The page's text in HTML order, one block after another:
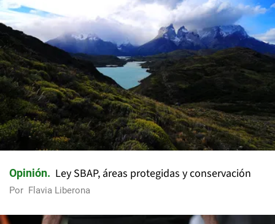
Opinión Ley SBAP, áreas protegidas y conservación
Por Flavia Liberona